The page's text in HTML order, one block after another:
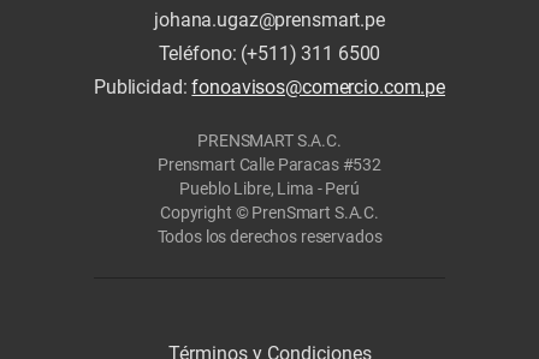
johana.ugaz@prensmart.pe
Teléfono: (+511) 311 6500
Publicidad:fonoavisos@comercio.com.pe
PRENSMART S.A.C.
Prensmart Calle Paracas #532
Pueblo Libre, Lima - Perú
Copyright © PrenSmart S.A.C.
Todos los derechos reservados
Términos y Condiciones